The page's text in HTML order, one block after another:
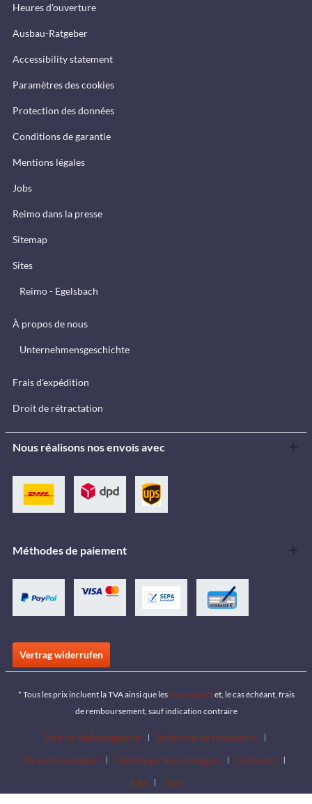
Heures d'ouverture
Ausbau-Ratgeber
Accessibility statement
Paramètres des cookies
Protection des données
Conditions de garantie
Mentions légales
Jobs
Reimo dans la presse
Sitemap
Sites
Reimo - Egelsbach
À propos de nous
Unternehmensgeschichte
Frais d'expédition
Droit de rétractation
Nous réalisons nos envois avec
Méthodes de paiement
Vertrag widerrufen
* Tous les prix incluent la TVA ainsi que lesfrais de portet, le cas échéant, frais
de remboursement, sauf indication contraire
Zone de téléchargement
Recherche de revendeurs
Devenir revendeur
Télécharger les catalogues
Contactez
Jobs
Sites